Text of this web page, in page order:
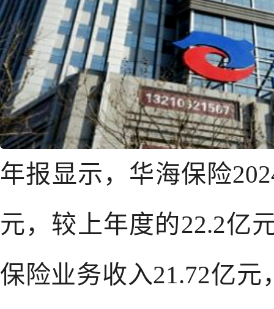
年报显示，华海保险
元，较上年度的22.2亿
保险业务收入21.72亿